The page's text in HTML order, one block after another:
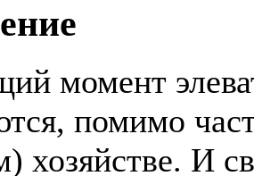
момент
помимо
хозяйстве. И